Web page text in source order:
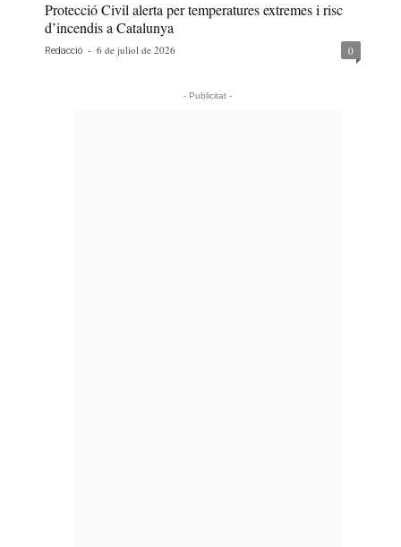
Protecció Civil alerta per temperatures extremes i risc
d’incendis a Catalunya
Redacció - 6 de juliol de 2026 0
- Publicitat -